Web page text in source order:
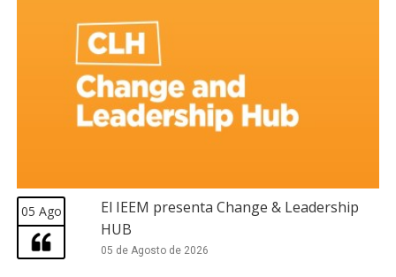
05 Ago
El IEEM presenta Change & Leadership
HUB
05 de Agosto de 2026